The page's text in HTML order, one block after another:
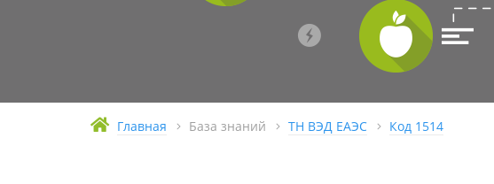
Главная База знаний ТН ВЭД ЕАЭС Код 1514